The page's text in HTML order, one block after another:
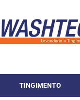
TINGIMENTO